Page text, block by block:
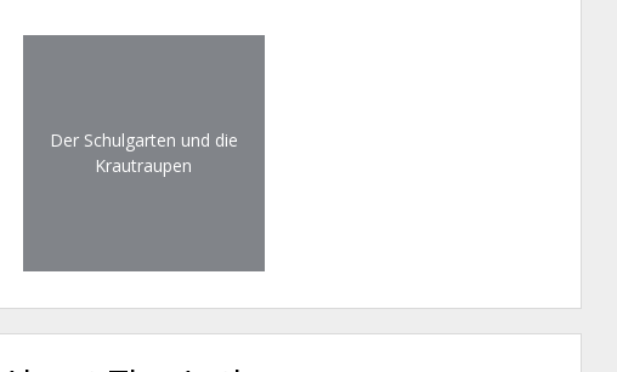
Der Schulgarten und die
Krautraupen